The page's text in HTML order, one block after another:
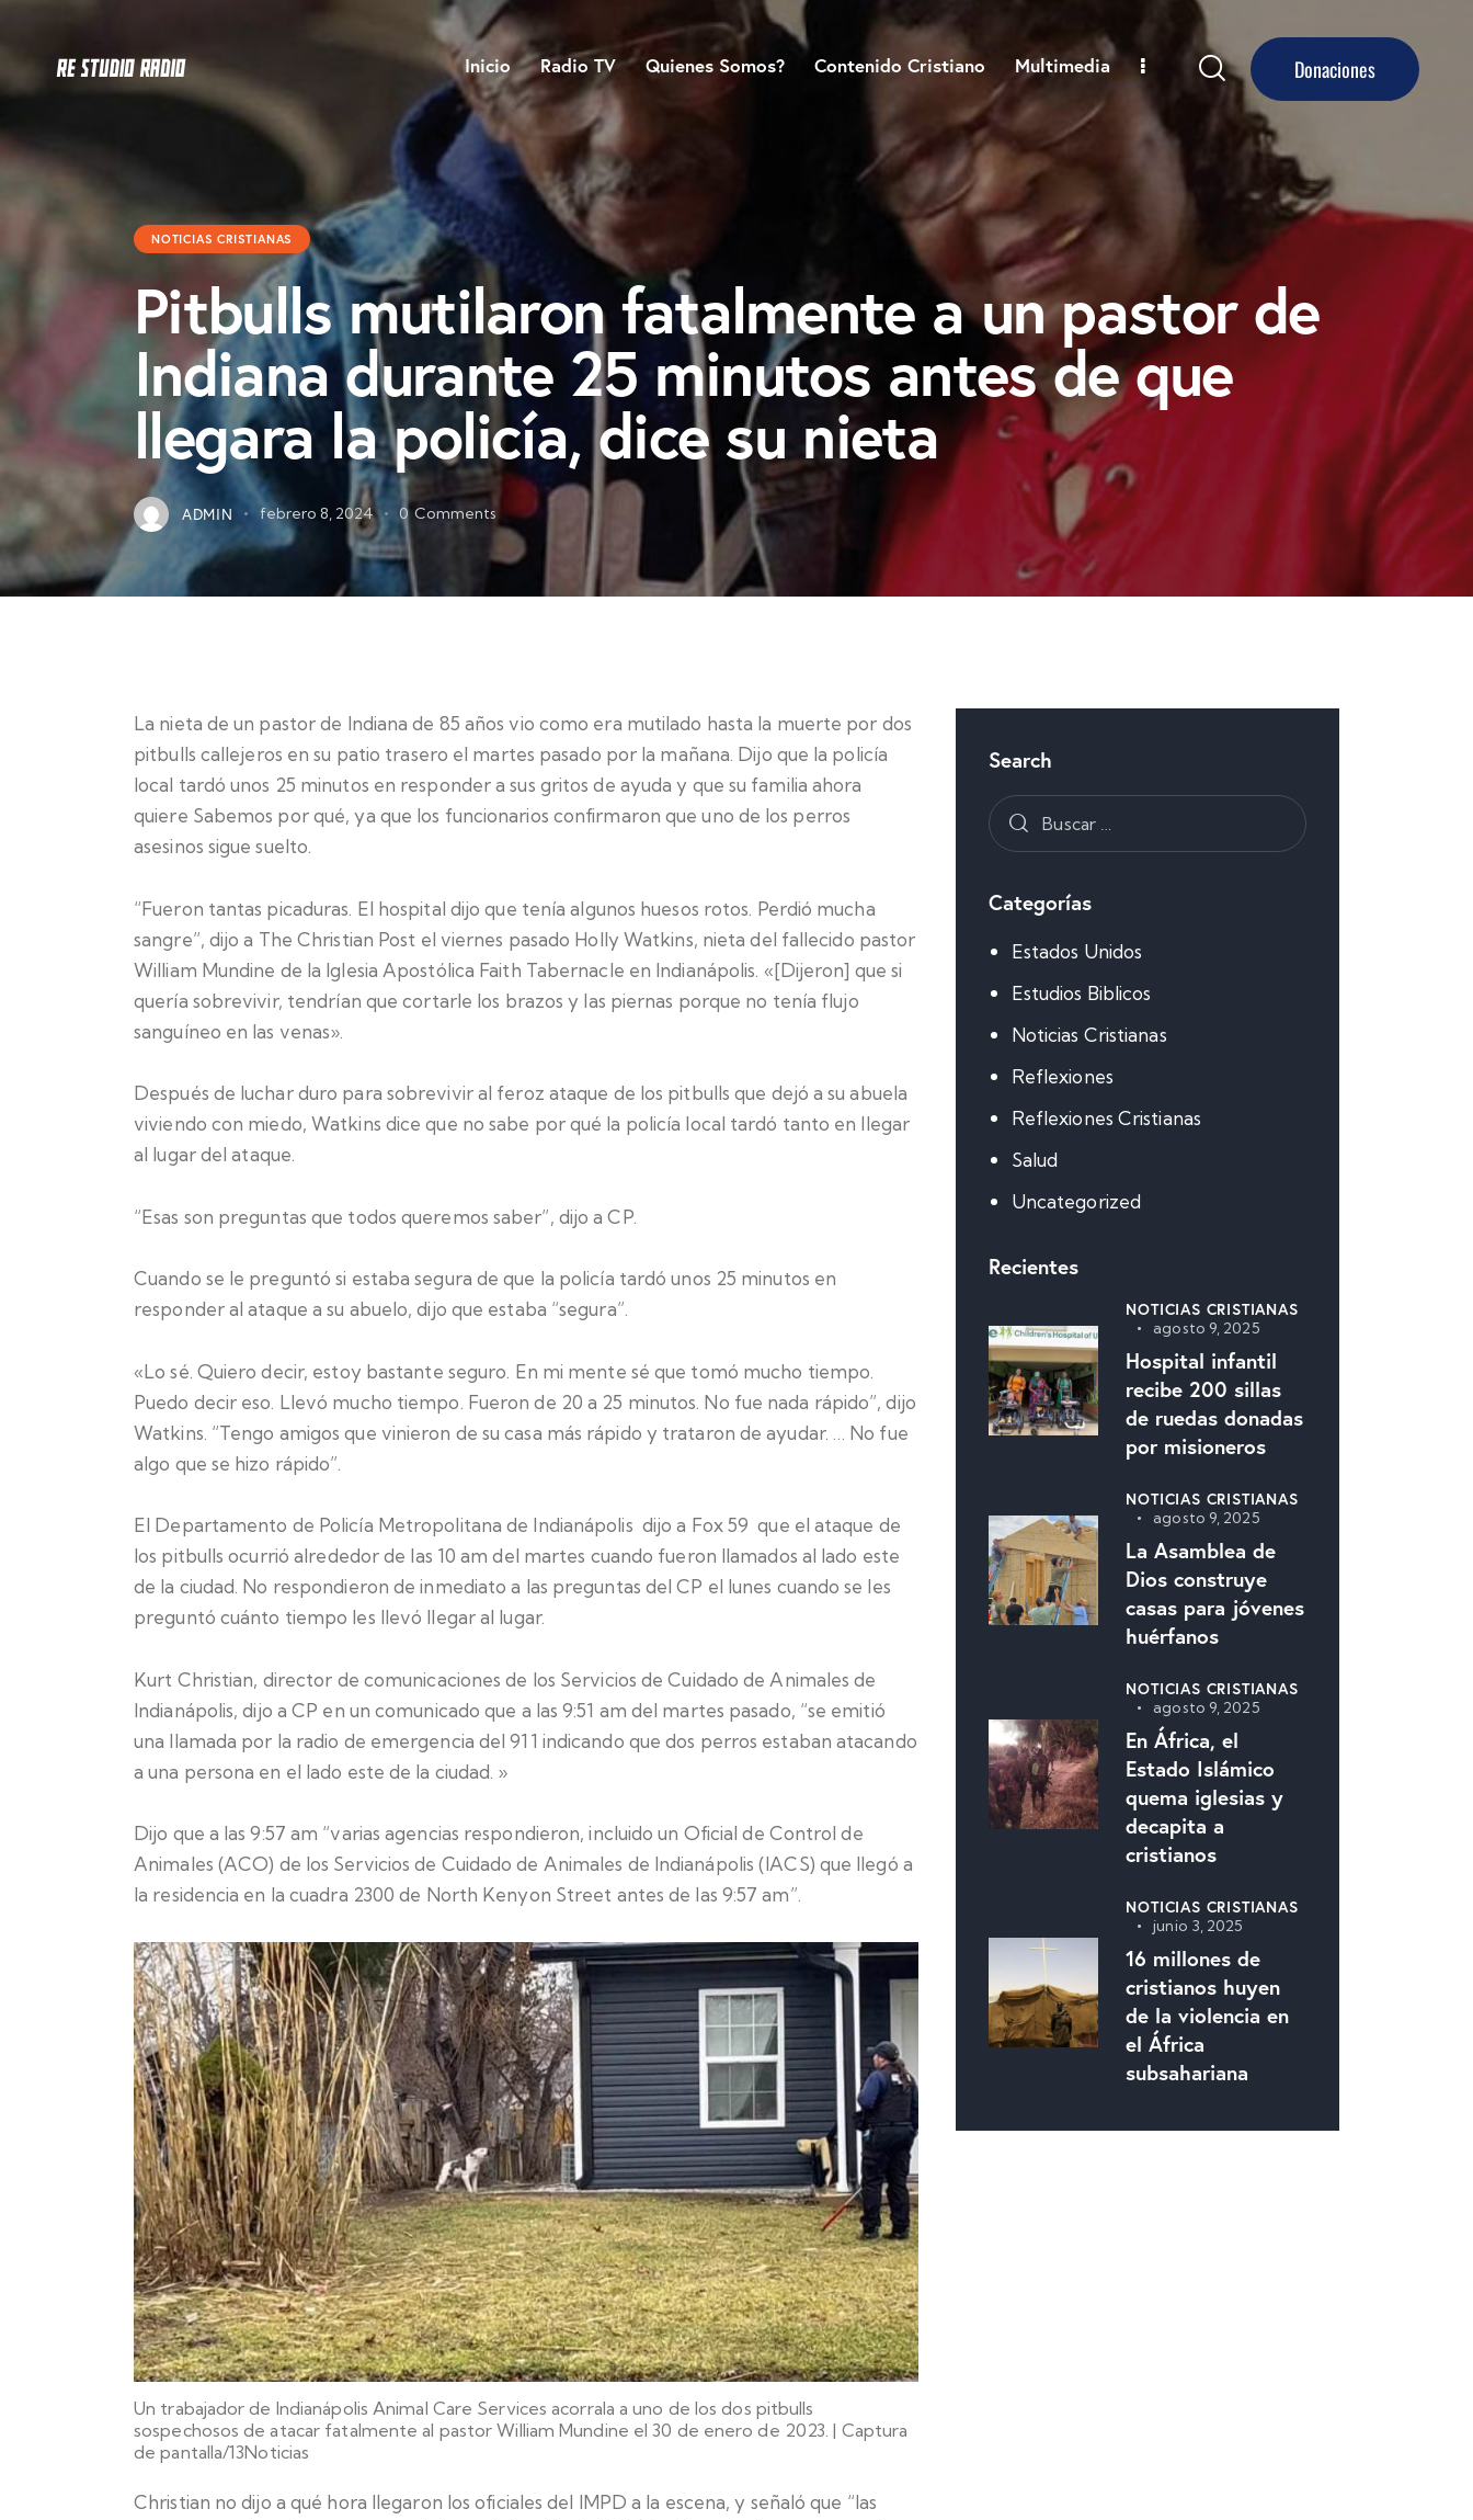
Inicio Radio TV Quienes Somos? Contenido Cristiano Multimedia Donaciones
NOTICIAS CRISTIANAS
Pitbulls mutilaron fatalmente a un pastor de
Indiana durante 25 minutos antes de que
llegara la policía, dice su nieta
ADMIN febrero 8, 2024 0 Comments
La nieta de un pastor de Indiana de 85 años vio como era mutilado hasta la muerte por dos
pitbulls callejeros en su patio trasero el martes pasado por la mañana. Dijo que la policía
local tardó unos 25 minutos en responder a sus gritos de ayuda y que su familia ahora
quiere Sabemos por qué, ya que los funcionarios confirmaron que uno de los perros
asesinos sigue suelto.
“Fueron tantas picaduras. El hospital dijo que tenía algunos huesos rotos. Perdió mucha
sangre”, dijo a The Christian Post el viernes pasado Holly Watkins, nieta del fallecido pastor
William Mundine de la Iglesia Apostólica Faith Tabernacle en Indianápolis. «[Dijeron] que si
quería sobrevivir, tendrían que cortarle los brazos y las piernas porque no tenía flujo
sanguíneo en las venas».
Después de luchar duro para sobrevivir al feroz ataque de los pitbulls que dejó a su abuela
viviendo con miedo, Watkins dice que no sabe por qué la policía local tardó tanto en llegar
al lugar del ataque.
“Esas son preguntas que todos queremos saber”, dijo a CP.
Cuando se le preguntó si estaba segura de que la policía tardó unos 25 minutos en
responder al ataque a su abuelo, dijo que estaba “segura”.
«Lo sé. Quiero decir, estoy bastante seguro. En mi mente sé que tomó mucho tiempo.
Puedo decir eso. Llevó mucho tiempo. Fueron de 20 a 25 minutos. No fue nada rápido”, dijo
Watkins. “Tengo amigos que vinieron de su casa más rápido y trataron de ayudar. … No fue
algo que se hizo rápido”.
El Departamento de Policía Metropolitana de Indianápolis dijo a Fox 59 que el ataque de
los pitbulls ocurrió alrededor de las 10 am del martes cuando fueron llamados al lado este
de la ciudad. No respondieron de inmediato a las preguntas del CP el lunes cuando se les
preguntó cuánto tiempo les llevó llegar al lugar.
Kurt Christian, director de comunicaciones de los Servicios de Cuidado de Animales de
Indianápolis, dijo a CP en un comunicado que a las 9:51 am del martes pasado, “se emitió
una llamada por la radio de emergencia del 911 indicando que dos perros estaban atacando
a una persona en el lado este de la ciudad. »
Dijo que a las 9:57 am “varias agencias respondieron, incluido un Oficial de Control de
Animales (ACO) de los Servicios de Cuidado de Animales de Indianápolis (IACS) que llegó a
la residencia en la cuadra 2300 de North Kenyon Street antes de las 9:57 am”.
Un trabajador de Indianápolis Animal Care Services acorrala a uno de los dos pitbulls
sospechosos de atacar fatalmente al pastor William Mundine el 30 de enero de 2023. | Captura
de pantalla/13Noticias
Christian no dijo a qué hora llegaron los oficiales del IMPD a la escena, y señaló que “las
Search
Categorías
Estados Unidos
Estudios Biblicos
Noticias Cristianas
Reflexiones
Reflexiones Cristianas
Salud
Uncategorized
Recientes
NOTICIAS CRISTIANAS
agosto 9, 2025
Hospital infantil
recibe 200 sillas
de ruedas donadas
por misioneros
NOTICIAS CRISTIANAS
agosto 9, 2025
La Asamblea de
Dios construye
casas para jóvenes
huérfanos
NOTICIAS CRISTIANAS
agosto 9, 2025
En África, el
Estado Islámico
quema iglesias y
decapita a
cristianos
NOTICIAS CRISTIANAS
junio 3, 2025
16 millones de
cristianos huyen
de la violencia en
el África
subsahariana